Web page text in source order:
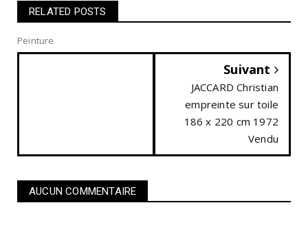
RELATED POSTS
Peinture
Suivant
JACCARD Christian
empreinte sur toile
186 x 220 cm 1972
Vendu
AUCUN COMMENTAIRE